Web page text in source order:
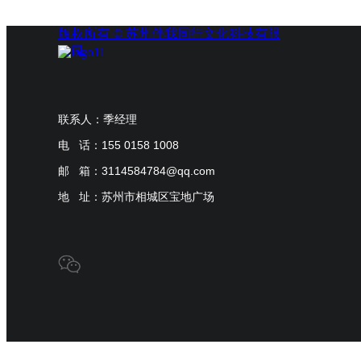
版权所有 © 苏州伴我同行文化科技有限
公司
联系人：季经理
电 话：155 0158 1008
邮 箱：3114584784@qq.com
地 址：苏州市相城区宝地广场